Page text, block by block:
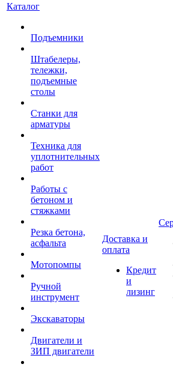
Каталог
Подъемники
Штабелеры,
тележки,
подъемные
столы
Станки для
арматуры
Техника для
уплотнительных
работ
Работы с
бетоном и
стяжками
Резка бетона,
асфальта
Мотопомпы
Ручной
инструмент
Экскаваторы
Двигатели и
ЗИП двигатели
Доставка и
оплата
Кредит
и
лизинг